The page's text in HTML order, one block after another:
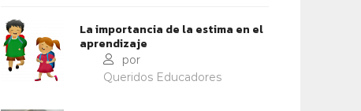
La importancia de la estima en el
aprendizaje
por
Queridos Educadores